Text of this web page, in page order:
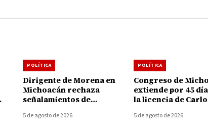
POLÍTICA
Dirigente de Morena en
Michoacán rechaza
señalamientos de
pide no politizar asesinato
5 de agosto de 2026
POLÍTICA
Congreso de
extiende por 45
la licencia de
FGE
5 de agosto de 2026